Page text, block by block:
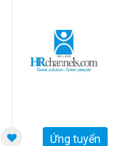
Ứng tuyển